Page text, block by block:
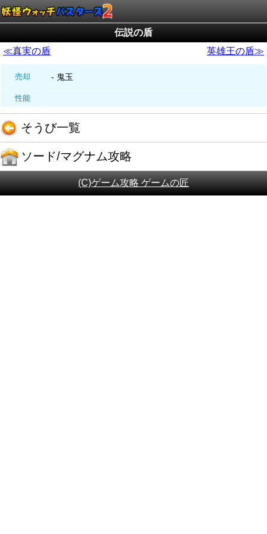
伝説の盾
≪真実の盾
英雄王の盾≫
売却 - 鬼玉
性能
そうび一覧
ソード/マグナム攻略
(C)ゲーム攻略 ゲームの匠